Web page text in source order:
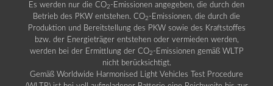
Es werden nur die CO2 -Emissionen angegeben, die durch den
Betrieb des PKW entstehen. CO2 -Emissionen, die durch die
Produktion und Bereitstellung des PKW sowie des Kraftstoffes
bzw. der Energieträger entstehen oder vermieden werden,
werden bei der Ermittlung der CO2 -Emissionen gemäß WLTP
nicht berücksichtigt.
Gemäß Worldwide Harmonised Light Vehicles Test Procedure